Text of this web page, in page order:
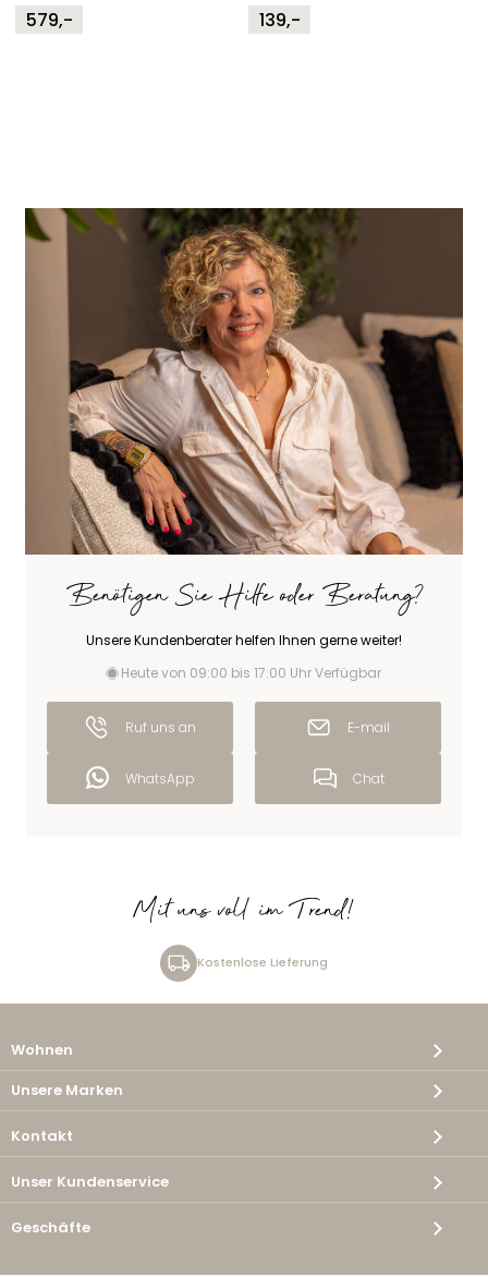
579,- 139,-
Benötigen Sie Hilfe oder Beratung?
Unsere Kundenberater helfen Ihnen gerne weiter!
Heute von 09:00 bis 17:00 Uhr Verfügbar
Ruf uns an E-mail
WhatsApp Chat
Mit uns voll im Trend!
Kostenlose Lieferung
Wohnen
Unsere Marken
Kontakt
Unser Kundenservice
Geschäfte